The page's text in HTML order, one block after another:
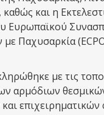
και η
Ευρωπαϊκού
Παχυσαρκία
με τις
αρμόδιων